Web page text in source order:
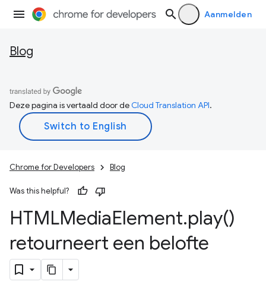
Aanmelden
Blog
Deze pagina is vertaald door deCloud Translation API.
Chrome for Developers Blog
Was this helpful?
HTMLMediaElement.play()
retourneert een belofte